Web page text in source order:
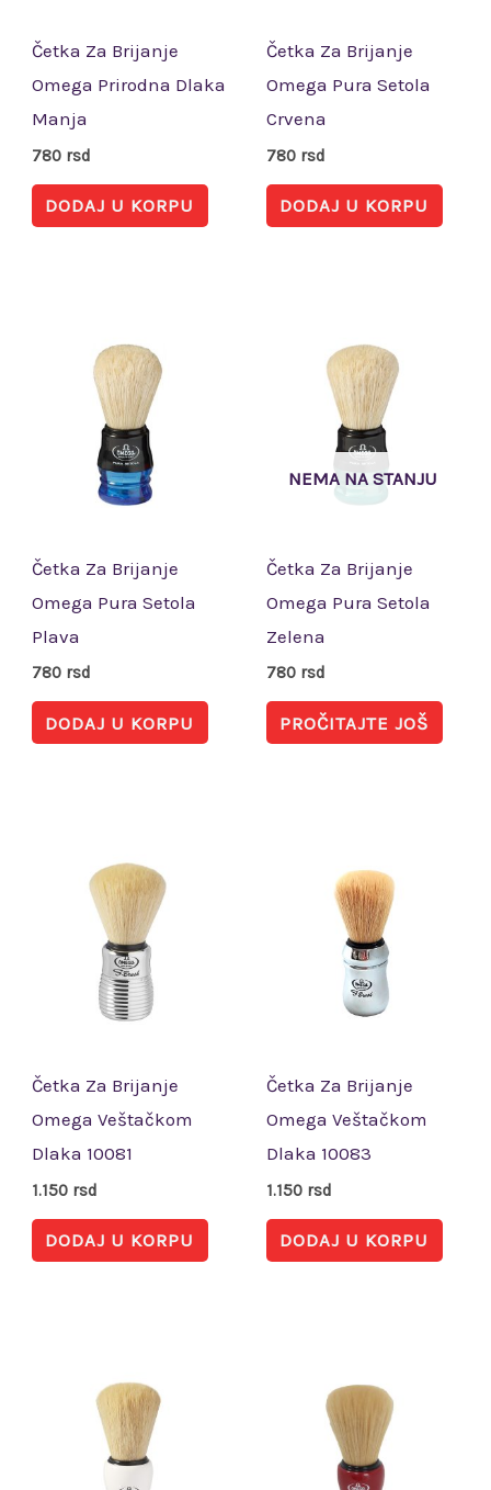
Četka Za Brijanje
Omega Prirodna Dlaka
Manja
780 rsd
DODAJ U KORPU
Četka Za Brijanje
Omega Pura Setola
Crvena
780 rsd
DODAJ U KORPU
Četka Za Brijanje
Omega Pura Setola
Plava
780 rsd
DODAJ U KORPU
NEMA NA STANJU
Četka Za Brijanje
Omega Pura Setola
Zelena
780 rsd
PROČITAJTE JOŠ
Četka Za Brijanje
Omega Veštačkom
Dlaka 10081
1.150 rsd
DODAJ U KORPU
Četka Za Brijanje
Omega Veštačkom
Dlaka 10083
1.150 rsd
DODAJ U KORPU